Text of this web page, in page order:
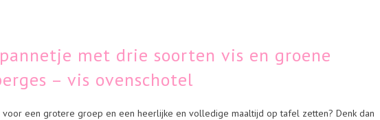
met drie soorten vis en groene
– vis ovenschotel
voor een grotere groep en een heerlijke en volledige maaltijd op tafel zetten? Denk dan